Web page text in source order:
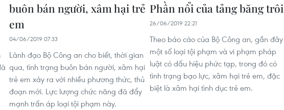
buôn bán người, xâm hại trẻ
em
04/06/2019 07:33
Lãnh đạo Bộ Công an cho biết, thời gian
qua, tình trạng buôn bán người, xâm hại
trẻ em xảy ra với nhiều phương thức, thủ
đoạn mới. Lực lượng chức năng đã đẩy
mạnh trấn áp loại tội phạm này.
Phần nổi của tảng băng trôi
26/06/2019 22:21
Theo báo cáo của Bộ Công an, gần đây
một số loại tội phạm và vi phạm pháp
luật có dấu hiệu phức tạp, trong đó có
tình trạng bạo lực, xâm hại trẻ em, đặc
biệt là xâm hại tình dục trẻ em.